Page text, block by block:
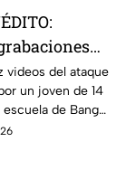
escolar que
víctimas
videos del ataque
un joven de 14
de Bang
El saldo es de